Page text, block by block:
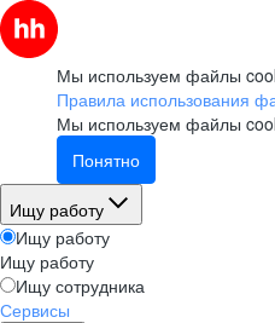
Мы используем файлы
Правила использования
Мы используем файлы
Понятно
Ищу работу
Ищу работу
Ищу работу
Ищу сотрудника
Сервисы